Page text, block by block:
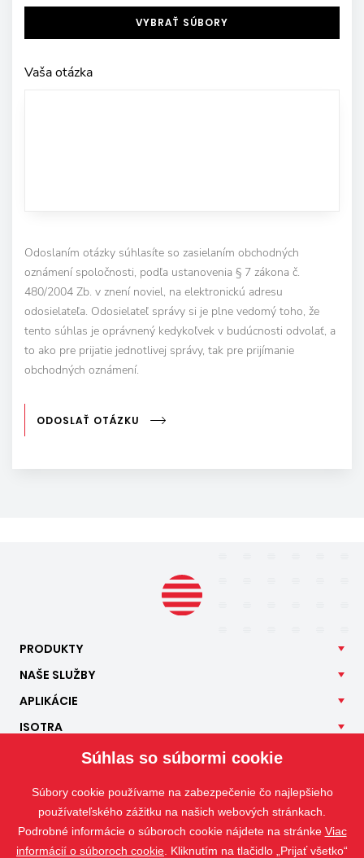
VYBRAŤ SÚBORY
Vaša otázka
Odoslaním otázky súhlasíte so zasielaním obchodných
oznámení spoločnosti, podľa ustanovenia § 7 zákona č.
480/2004 Zb. v znení noviel, na elektronickú adresu
odosielateľa. Odosielateľ správy si je plne vedomý toho, že
tento súhlas je oprávnený kedykoľvek v budúcnosti odvolať, a
to ako pre prijatie jednotlivej správy, tak pre prijímanie
obchodných oznámení.
ODOSLAŤ OTÁZKU
PRODUKTY
NAŠE SLUŽBY
APLIKÁCIE
ISOTRA
Súhlas so súbormi cookie
Súbory cookie používame na zabezpečenie čo najlepšieho
používateľského zážitku na našich webových stránkach.
Podrobné informácie o súboroch cookie nájdete na stránke Viac
informácií o súboroch cookie . Kliknutím na tlačidlo „Prijať všetko“